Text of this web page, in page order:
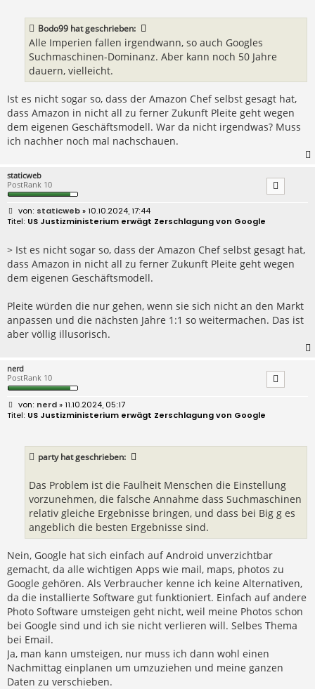
Bodo99 hat geschrieben:
Alle Imperien fallen irgendwann, so auch Googles
Suchmaschinen-Dominanz. Aber kann noch 50 Jahre
dauern, vielleicht.
Ist es nicht sogar so, dass der Amazon Chef selbst gesagt hat,
dass Amazon in nicht all zu ferner Zukunft Pleite geht wegen
dem eigenen Geschäftsmodell. War da nicht irgendwas? Muss
ich nachher noch mal nachschauen.
staticweb
PostRank 10
B
e
r
a
g
staticweb» 10.10.2024, 17:44
US Justizministerium erwägt Zerschlagung von Google
> Ist es nicht sogar so, dass der Amazon Chef selbst gesagt hat,
dass Amazon in nicht all zu ferner Zukunft Pleite geht wegen
dem eigenen Geschäftsmodell.
Pleite würden die nur gehen, wenn sie sich nicht an den Markt
anpassen und die nächsten Jahre 1:1 so weitermachen. Das ist
aber völlig illusorisch.
nerd
PostRank 10
B
e
nerd» 11.10.2024, 05:17
US Justizministerium erwägt Zerschlagung von Google
partyhat geschrieben:
Das Problem ist die Faulheit Menschen die Einstellung
vorzunehmen, die falsche Annahme dass Suchmaschinen
relativ gleiche Ergebnisse bringen, und dass bei Big g es
angeblich die besten Ergebnisse sind.
Nein, Google hat sich einfach auf Android unverzichtbar
gemacht, da alle wichtigen Apps wie mail, maps, photos zu
Google gehören. Als Verbraucher kenne ich keine Alternativen,
da die installierte Software gut funktioniert. Einfach auf andere
Photo Software umsteigen geht nicht, weil meine Photos schon
bei Google sind und ich sie nicht verlieren will. Selbes Thema
bei Email.
Ja, man kann umsteigen, nur muss ich dann wohl einen
Nachmittag einplanen um umzuziehen und meine ganzen
Daten zu verschieben.